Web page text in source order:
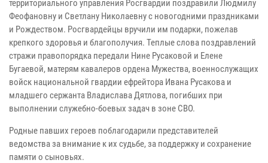
территориального управления Росгвардии поздравили Людмилу
Феофановну и Светлану Николаевну с новогодними праздниками
и Рождеством. Росгвардейцы вручили им подарки, пожелав
крепкого здоровья и благополучия. Теплые слова поздравлений
стражи правопорядка передали Нине Русаковой и Елене
Бугаевой, матерям кавалеров ордена Мужества, военнослужащих
войск национальной гвардии ефрейтора Ивана Русакова и
младшего сержанта Владислава Дятлова, погибших при
выполнении служебно-боевых задач в зоне СВО.
Родные павших героев поблагодарили представителей
ведомства за внимание к их судьбе, за поддержку и сохранение
памяти о сыновьях.